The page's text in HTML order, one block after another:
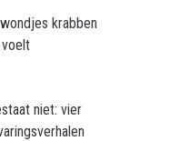
krabben
niet: vier